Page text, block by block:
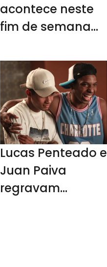
acontece neste
fim de semana
Lucas Penteado e
Juan Paiva
regravam